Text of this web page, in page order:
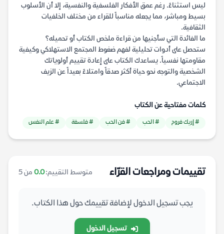
ليس استثناءً. رغم عمق الأفكار الفلسفية والنفسية، إلا أن الأسلوب
بسيط ومباشر، مما يجعله مناسباً للقراء من مختلف الخلفيات
الثقافية.
ما الفائدة التي سأجنيها من قراءة ملخص الكتاب أو تحميله؟
ستحصل على أدوات تحليلية لفهم ضغوط المجتمع الاستهلاكي وكيفية
مقاومتها نفسياً. يساعدك الكتاب على إعادة تقييم أولوياتك
الشخصية والتوجه نحو حياة أكثر صدقاً وامتلاءً بعيداً عن الزيف
الاجتماعي.
كلمات مفتاحية عن الكتاب
# إريك فروم # الحب # فن الحب # فلسفة # علم النفس
تقييمات ومراجعات القرّاء متوسط التقييم:0.0 من 5
يجب تسجيل الدخول لإضافة تقييمك حول هذا الكتاب.
تسجيل الدخول